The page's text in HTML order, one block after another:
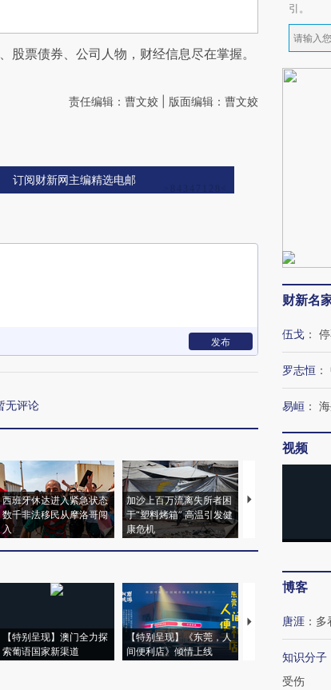
股票债券、公司人物，财经信息尽在掌握。
责任编辑：曹文姣 | 版面编辑：曹文姣
订阅财新网主编精选电邮
发布
无评论
西班牙休达进入紧急状态
数千非法移民从摩洛哥闯
入
加沙上百万流离失所者困
于“塑料烤箱” 高温引发健
康危机
视线｜HYROX的吸
【特别呈现】澳门全力探
索葡语国家新渠道
【特别呈现】《东莞，人
间便利店》倾情上线
【推广】走进第四
会，让数智科技“
引。
财新名
伍戈 ：
罗志恒 ：
易峘 ：
视频
博客
唐涯 ： 多
知识分子
受伤